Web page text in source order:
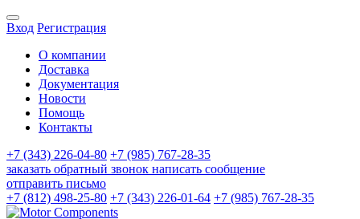
Вход Регистрация
О компании
Доставка
Документация
Новости
Помощь
Контакты
+7 (343) 226-04-80 +7 (985) 767-28-35
заказать обратный звонок написать сообщение
отправить письмо
+7 (812) 498-25-80 +7 (343) 226-01-64 +7 (985) 767-28-35